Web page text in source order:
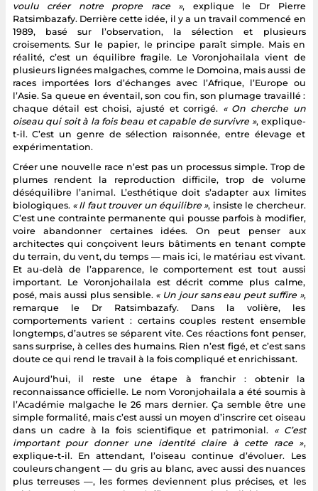
voulu créer notre propre race », explique le Dr Pierre
Ratsimbazafy. Derrière cette idée, il y a un travail commencé en
1989, basé sur l’observation, la sélection et plusieurs
croisements. Sur le papier, le principe paraît simple. Mais en
réalité, c’est un équilibre fragile. Le Voronjohailala vient de
plusieurs lignées malgaches, comme le Domoina, mais aussi de
races importées lors d’échanges avec l’Afrique, l’Europe ou
l’Asie. Sa queue en éventail, son cou fin, son plumage travaillé :
chaque détail est choisi, ajusté et corrigé. « On cherche un
oiseau qui soit à la fois beau et capable de survivre », explique-
t-il. C’est un genre de sélection raisonnée, entre élevage et
expérimentation.
Créer une nouvelle race n’est pas un processus simple. Trop de
plumes rendent la reproduction difficile, trop de volume
déséquilibre l’animal. L’esthétique doit s’adapter aux limites
biologiques.« Il faut trouver un équilibre », insiste le chercheur.
C’est une contrainte permanente qui pousse parfois à modifier,
voire abandonner certaines idées. On peut penser aux
architectes qui conçoivent leurs bâtiments en tenant compte
du terrain, du vent, du temps — mais ici, le matériau est vivant.
Et au-delà de l’apparence, le comportement est tout aussi
important. Le Voronjohailala est décrit comme plus calme,
posé, mais aussi plus sensible. « Un jour sans eau peut suffire »,
remarque le Dr Ratsimbazafy. Dans la volière, les
comportements varient : certains couples restent ensemble
longtemps, d’autres se séparent vite. Ces réactions font penser,
sans surprise, à celles des humains. Rien n’est figé, et c’est sans
doute ce qui rend le travail à la fois compliqué et enrichissant.
Aujourd’hui, il reste une étape à franchir : obtenir la
reconnaissance officielle. Le nom Voronjohailala a été soumis à
l’Académie malgache le 26 mars dernier. Ça semble être une
simple formalité, mais c’est aussi un moyen d’inscrire cet oiseau
dans un cadre à la fois scientifique et patrimonial. « C’est
important pour donner une identité claire à cette race »,
explique-t-il. En attendant, l’oiseau continue d’évoluer. Les
couleurs changent — du gris au blanc, avec aussi des nuances
plus terreuses —, les formes deviennent plus précises, et les